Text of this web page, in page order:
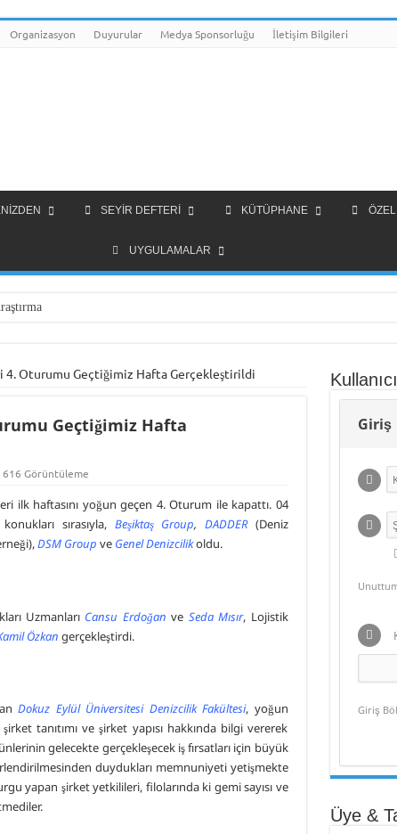
Organizasyon Duyurular Medya Sponsorluğu İletişim Bilgileri
SEYIR DEFTERI KÜTÜPHANE
UYGULAMALAR
4. Oturumu Geçtiğimiz Hafta Gerçekleştirildi
Geçtiğimiz Hafta
616 Görüntüleme
ilk haftasını yoğun geçen 4. Oturum ile kapattı. 04
sırasıyla, Beşiktaş Group, DADDER(Deniz
DSM Group ve Genel Denizcilikoldu.
Uzmanları Cansu Erdoğan ve Seda Mısır, Lojistik
Özkan gerçekleştirdi.
Dokuz Eylül Üniversitesi Denizcilik Fakültesi, yoğun
tanıtımı ve şirket yapısı hakkında bilgi vererek
gelecekte gerçekleşecek iş fırsatları için büyük
duydukları memnuniyeti yetişmekte
yapan şirket yetkilileri, filolarında ki gemi sayısı ve
Giriş
Giriş
Üye &